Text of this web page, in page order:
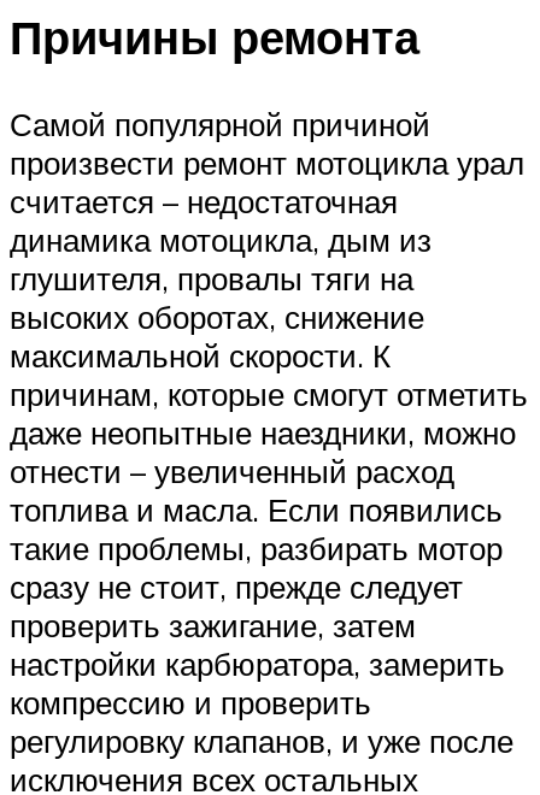
Причины ремонта
Самой популярной причиной
произвести ремонт мотоцикла урал
считается – недостаточная
динамика мотоцикла, дым из
глушителя, провалы тяги на
высоких оборотах, снижение
максимальной скорости. К
причинам, которые смогут отметить
даже неопытные наездники, можно
отнести – увеличенный расход
топлива и масла. Если появились
такие проблемы, разбирать мотор
сразу не стоит, прежде следует
проверить зажигание, затем
настройки карбюратора, замерить
компрессию и проверить
регулировку клапанов, и уже после
исключения всех остальных